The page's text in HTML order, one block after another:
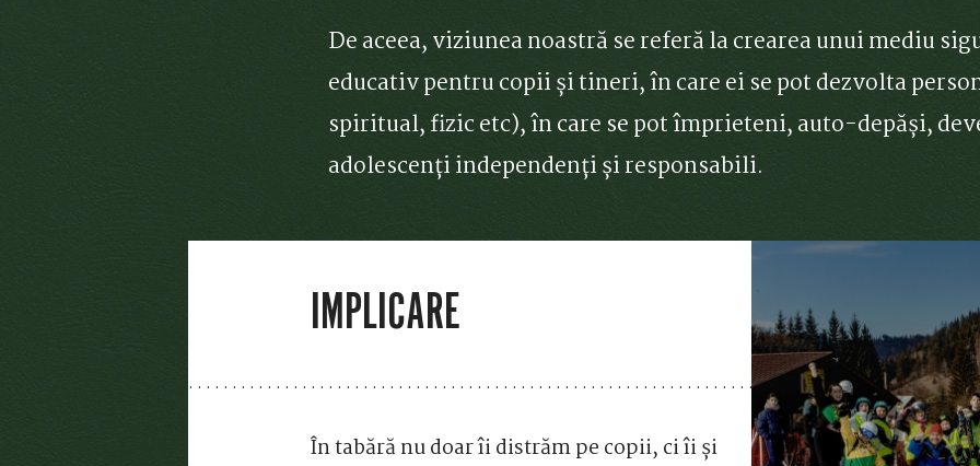
De aceea, viziunea noastră se referă la crearea unui mediu
educativ pentru copii și tineri, în care ei se pot dezvolta
spiritual, fizic etc), în care se pot împrieteni, auto-depăși,
adolescenți independenți și responsabili.
IMPLICARE
În tabără nu doar îi distrăm pe copii, ci îi și